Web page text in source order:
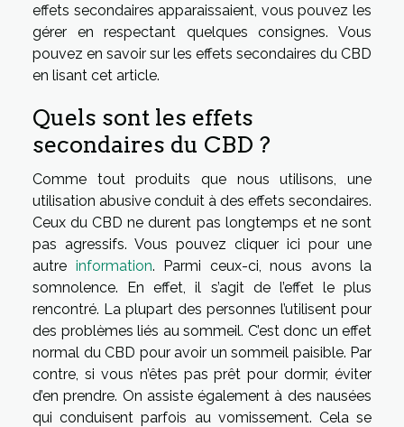
effets secondaires apparaissaient, vous pouvez les
gérer en respectant quelques consignes. Vous
pouvez en savoir sur les effets secondaires du CBD
en lisant cet article.
Quels sont les effets
secondaires du CBD ?
Comme tout produits que nous utilisons, une
utilisation abusive conduit à des effets secondaires.
Ceux du CBD ne durent pas longtemps et ne sont
pas agressifs. Vous pouvez cliquer ici pour une
autre information. Parmi ceux-ci, nous avons la
somnolence. En effet, il s’agit de l’effet le plus
rencontré. La plupart des personnes l’utilisent pour
des problèmes liés au sommeil. C’est donc un effet
normal du CBD pour avoir un sommeil paisible. Par
contre, si vous n’êtes pas prêt pour dormir, éviter
d’en prendre. On assiste également à des nausées
qui conduisent parfois au vomissement. Cela se